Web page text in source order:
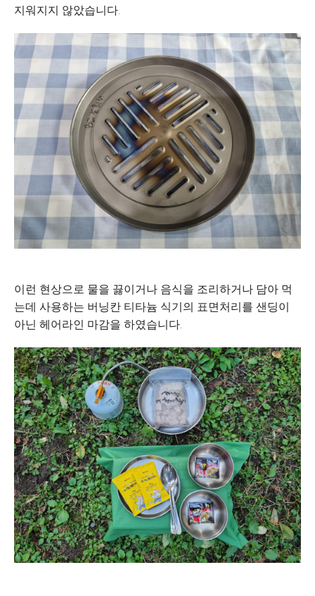
지워지지 않았습니다.
이런 현상으로 물을 끓이거나 음식을 조리하거나 담아 먹
는데 사용하는 버닝칸 티타늄 식기의 표면처리를 샌딩이
아닌 헤어라인 마감을 하였습니다.